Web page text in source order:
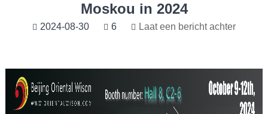
Moskou in 2024
2024-08-30 6 Laat een bericht achter